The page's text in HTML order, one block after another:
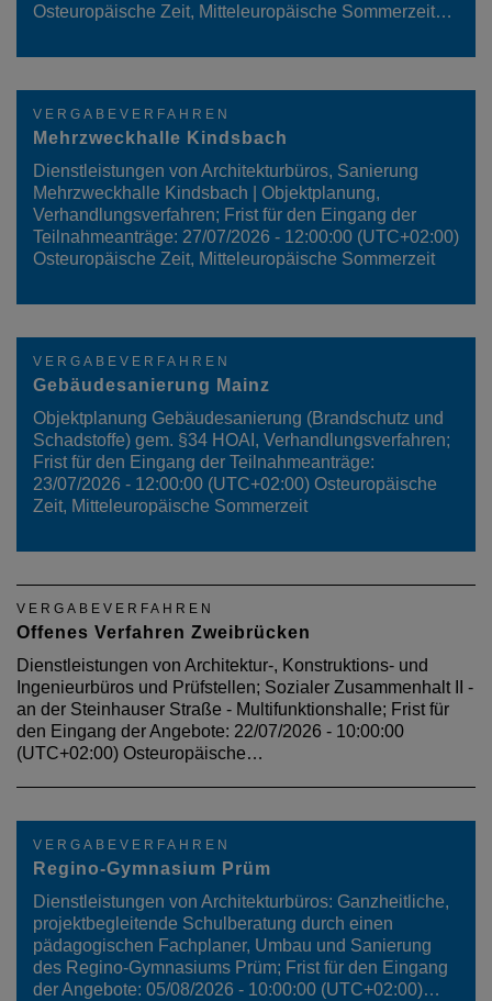
Osteuropäische Zeit, Mitteleuropäische Sommerzeit…
VERGABEVERFAHREN
Mehrzweckhalle Kindsbach
Dienstleistungen von Architekturbüros, Sanierung
Mehrzweckhalle Kindsbach | Objektplanung,
Verhandlungsverfahren; Frist für den Eingang der
Teilnahmeanträge: 27/07/2026 - 12:00:00 (UTC+02:00)
Osteuropäische Zeit, Mitteleuropäische Sommerzeit
VERGABEVERFAHREN
Gebäudesanierung Mainz
Objektplanung Gebäudesanierung (Brandschutz und
Schadstoffe) gem. §34 HOAI, Verhandlungsverfahren;
Frist für den Eingang der Teilnahmeanträge:
23/07/2026 - 12:00:00 (UTC+02:00) Osteuropäische
Zeit, Mitteleuropäische Sommerzeit
VERGABEVERFAHREN
Offenes Verfahren Zweibrücken
Dienstleistungen von Architektur-, Konstruktions- und
Ingenieurbüros und Prüfstellen; Sozialer Zusammenhalt II -
an der Steinhauser Straße - Multifunktionshalle; Frist für
den Eingang der Angebote: 22/07/2026 - 10:00:00
(UTC+02:00) Osteuropäische…
VERGABEVERFAHREN
Regino-Gymnasium Prüm
Dienstleistungen von Architekturbüros: Ganzheitliche,
projektbegleitende Schulberatung durch einen
pädagogischen Fachplaner, Umbau und Sanierung
des Regino-Gymnasiums Prüm; Frist für den Eingang
der Angebote: 05/08/2026 - 10:00:00 (UTC+02:00)…